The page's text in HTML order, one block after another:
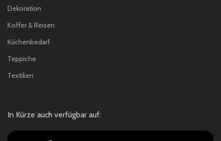
Dekoration
Koffer & Reisen
Küchenbedarf
Teppiche
Textilien
In Kürze auch verfügbar auf: